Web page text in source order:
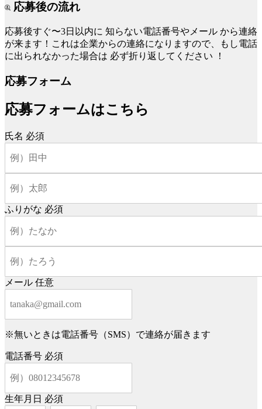
応募後の流れ
応募後すぐ〜3日以内に 知らない電話番号やメール から連絡
が来ます！これは企業からの連絡になりますので、もし電話
に出られなかった場合は 必ず折り返してください ！
応募フォーム
応募フォームはこちら
氏名 必須
ふりがな 必須
メール 任意
※無いときは電話番号（SMS）で連絡が届きます
電話番号 必須
生年月日 必須